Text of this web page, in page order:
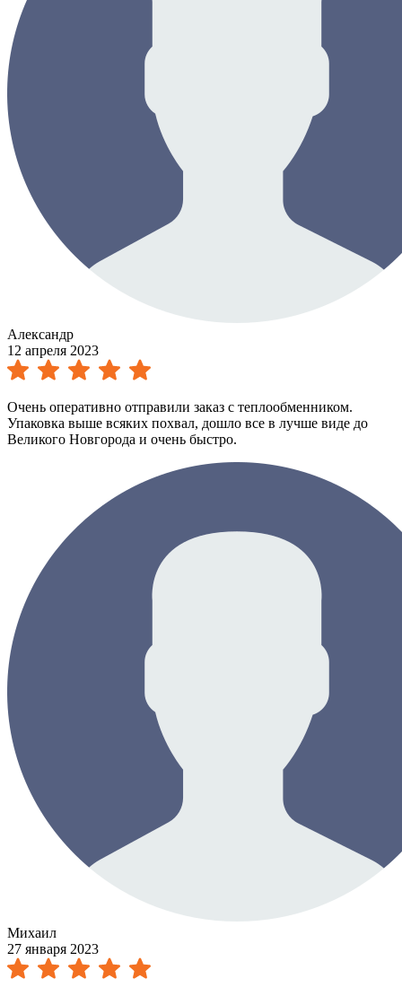
Александр
12 апреля 2023
Очень оперативно отправили заказ с теплообменником.
Упаковка выше всяких похвал, дошло все в лучше виде до
Великого Новгорода и очень быстро.
Михаил
27 января 2023